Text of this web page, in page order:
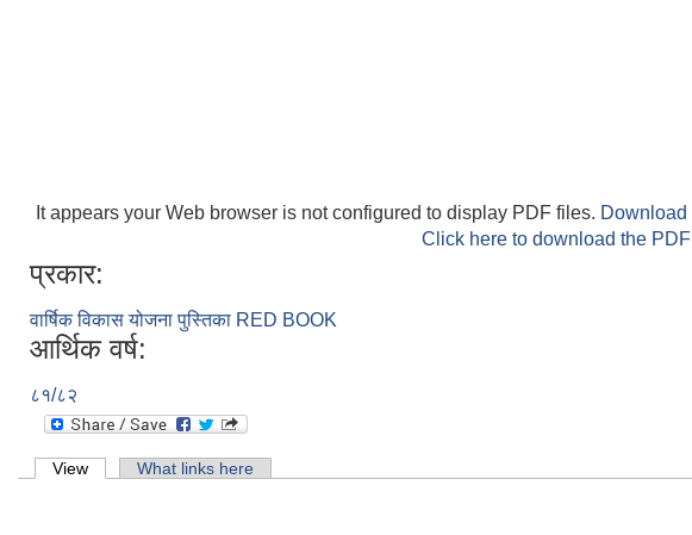
It appears your Web browser is not configured to display PDF files.
Click here to download the
प्रकार:
वार्षिक विकास योजना पुस्तिका RED BOOK
आर्थिक वर्ष:
८१/८२
Primary tabs
View (active tab)What links here